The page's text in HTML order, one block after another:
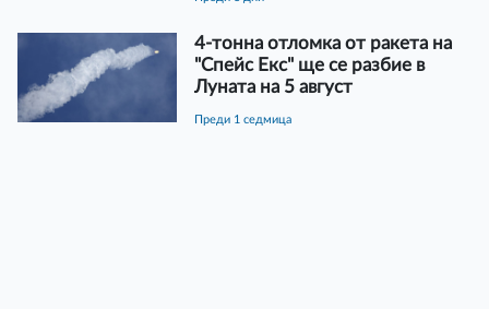
4-тонна отломка от ракета на
"Спейс Екс" ще се разбие в
Луната на 5 август
преди 1 седмица